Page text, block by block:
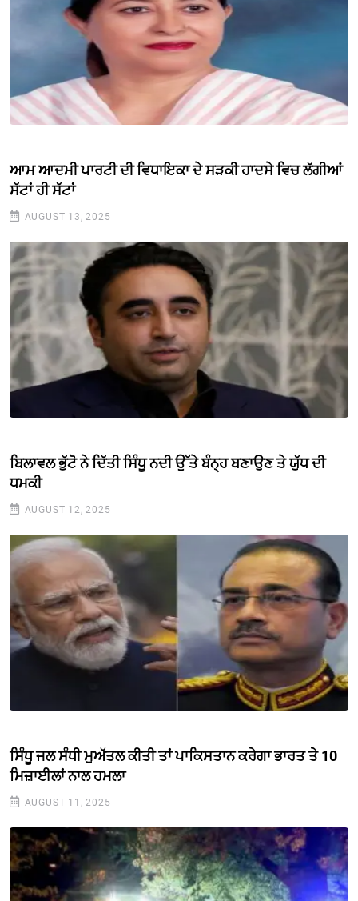
ਆਮ ਆਦਮੀ ਪਾਰਟੀ ਦੀ ਵਿਧਾਇਕਾ ਦੇ ਸੜਕੀ ਹਾਦਸੇ ਵਿਚ ਲੱਗੀਆਂ
ਸੱਟਾਂ ਹੀ ਸੱਟਾਂ
AUGUST 13, 2025
ਬਿਲਾਵਲ ਭੁੱਟੋ ਨੇ ਦਿੱਤੀ ਸਿੰਧੂ ਨਦੀ ਉੱਤੇ ਬੰਨ੍ਹ ਬਣਾਉਣ ਤੇ ਯੁੱਧ ਦੀ
ਧਮਕੀ
AUGUST 12, 2025
ਸਿੰਧੂ ਜਲ ਸੰਧੀ ਮੁਅੱਤਲ ਕੀਤੀ ਤਾਂ ਪਾਕਿਸਤਾਨ ਕਰੇਗਾ ਭਾਰਤ ਤੇ 10
ਮਿਜ਼ਾਈਲਾਂ ਨਾਲ ਹਮਲਾ
AUGUST 11, 2025